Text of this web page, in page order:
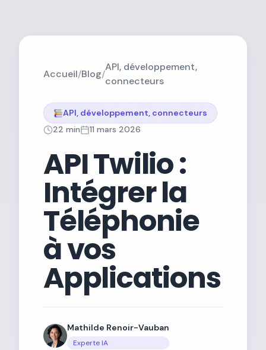
Accueil/Blog/
API, développement,
connecteurs
API, développement, connecteurs
22 min
11 mars 2026
API Twilio :
Intégrer la
Téléphonie
à vos
Applications
Mathilde Renoir-Vauban
Experte IA